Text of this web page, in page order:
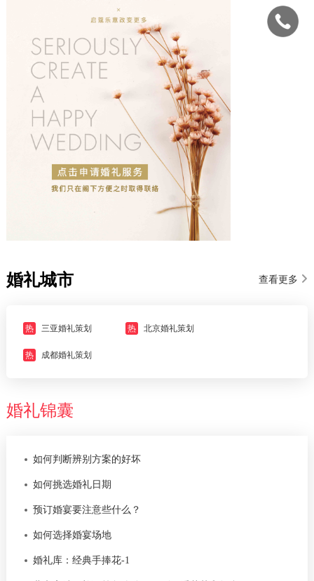
婚礼城市 查看更多
热 三亚婚礼策划 热 北京婚礼策划
热 成都婚礼策划
婚礼锦囊
如何判断辨别方案的好坏
如何挑选婚礼日期
预订婚宴要注意些什么？
如何选择婚宴场地
婚礼库：经典手捧花-1